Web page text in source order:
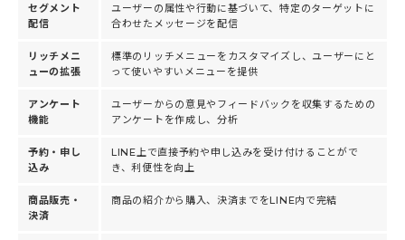
セグメント
配信
ユーザーの属性や行動に基づいて、特定のターゲットに
合わせたメッセージを配信
リッチメニ
ューの拡張
標準のリッチメニューをカスタマイズし、ユーザーにと
って使いやすいメニューを提供
アンケート
機能
ユーザーからの意見やフィードバックを収集するための
アンケートを作成し、分析
予約・申し
込み
LINE上で直接予約や申し込みを受け付けることがで
き、利便性を向上
商品販売・
決済
商品の紹介から購入、決済までをLINE内で完結